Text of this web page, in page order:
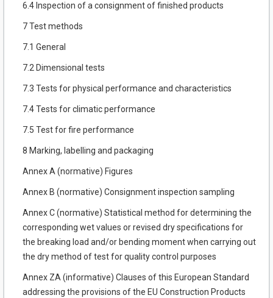
6.4 Inspection of a consignment of finished products
7 Test methods
7.1 General
7.2 Dimensional tests
7.3 Tests for physical performance and characteristics
7.4 Tests for climatic performance
7.5 Test for fire performance
8 Marking, labelling and packaging
Annex A (normative) Figures
Annex B (normative) Consignment inspection sampling
Annex C (normative) Statistical method for determining the
corresponding wet values or revised dry specifications for
the breaking load and/or bending moment when carrying out
the dry method of test for quality control purposes
Annex ZA (informative) Clauses of this European Standard
addressing the provisions of the EU Construction Products